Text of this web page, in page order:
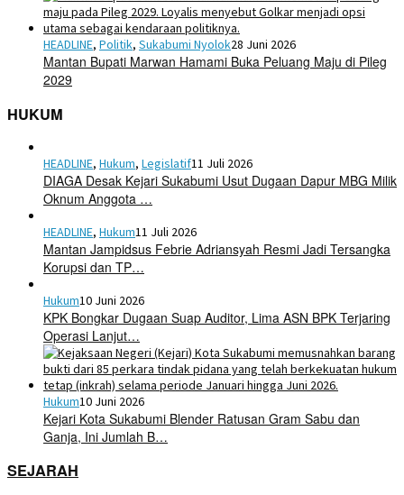
HEADLINE, Politik, Sukabumi Nyolok28 Juni 2026
Mantan Bupati Marwan Hamami Buka Peluang Maju di Pileg
2029
HUKUM
HEADLINE, Hukum, Legislatif11 Juli 2026
DIAGA Desak Kejari Sukabumi Usut Dugaan Dapur MBG Milik
Oknum Anggota …
HEADLINE, Hukum11 Juli 2026
Mantan Jampidsus Febrie Adriansyah Resmi Jadi Tersangka
Korupsi dan TP…
Hukum10 Juni 2026
KPK Bongkar Dugaan Suap Auditor, Lima ASN BPK Terjaring
Operasi Lanjut…
Hukum10 Juni 2026
Kejari Kota Sukabumi Blender Ratusan Gram Sabu dan
Ganja, Ini Jumlah B…
SEJARAH